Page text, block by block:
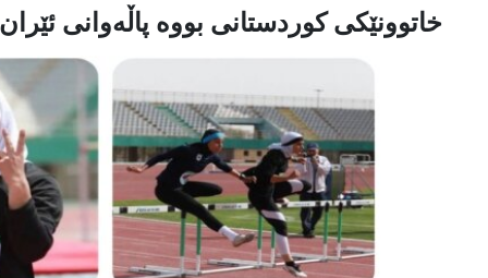
خاتوونێکی کوردستانی بووە پاڵەوانی ئێران